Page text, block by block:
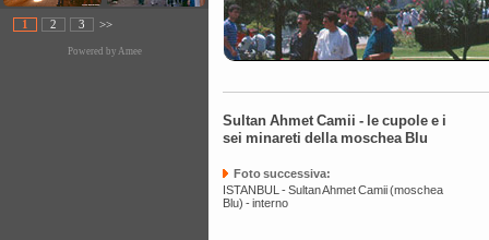
1 2 3 >>
Powered by Amee
Sultan Ahmet Camii - le cupole e i
sei minareti della moschea Blu
Foto successiva:
ISTANBUL - Sultan Ahmet Camii (moschea
Blu) - interno